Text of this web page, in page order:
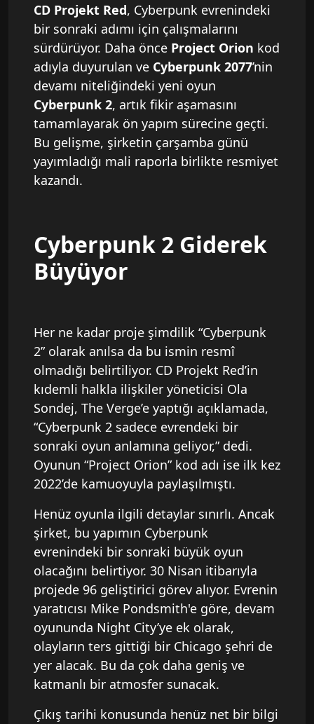
CD Projekt Red, Cyberpunk evrenindeki
bir sonraki adımı için çalışmalarını
sürdürüyor. Daha önce Project Orion kod
adıyla duyurulan ve Cyberpunk 2077’nin
devamı niteliğindeki yeni oyun
Cyberpunk 2, artık fikir aşamasını
tamamlayarak ön yapım sürecine geçti.
Bu gelişme, şirketin çarşamba günü
yayımladığı mali raporla birlikte resmiyet
kazandı.
Cyberpunk 2 Giderek
Büyüyor
Her ne kadar proje şimdilik “Cyberpunk
2” olarak anılsa da bu ismin resmî
olmadığı belirtiliyor. CD Projekt Red’in
kıdemli halkla ilişkiler yöneticisi Ola
Sondej, The Verge’e yaptığı açıklamada,
“Cyberpunk 2 sadece evrendeki bir
sonraki oyun anlamına geliyor,” dedi.
Oyunun “Project Orion” kod adı ise ilk kez
2022’de kamuoyuyla paylaşılmıştı.
Henüz oyunla ilgili detaylar sınırlı. Ancak
şirket, bu yapımın Cyberpunk
evrenindeki bir sonraki büyük oyun
olacağını belirtiyor. 30 Nisan itibarıyla
projede 96 geliştirici görev alıyor. Evrenin
yaratıcısı Mike Pondsmith'e göre, devam
oyununda Night City’ye ek olarak,
olayların ters gittiği bir Chicago şehri de
yer alacak. Bu da çok daha geniş ve
katmanlı bir atmosfer sunacak.
Çıkış tarihi konusunda henüz net bir bilgi